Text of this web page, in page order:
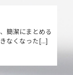
簡潔にまとめる
なくなった[...]